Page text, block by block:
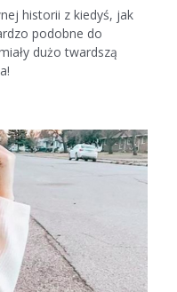
historii z kiedyś, jak
podobne do
dużo twardszą